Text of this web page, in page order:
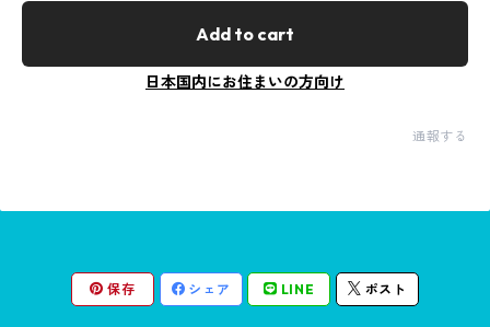
Add to cart
日本国内にお住まいの方向け
通報する
保存 シェア LINE ポスト